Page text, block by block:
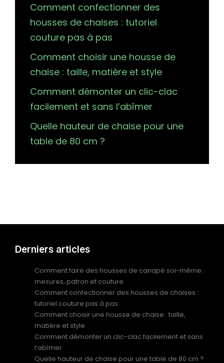
Comment confectionner des
housses de chaises : tutoriel
couture pas à pas
Comment choisir une housse de
chaise : taille, matière et style
Comment démonter un clic-clac
facilement et sans l’abîmer
Quelle hauteur de chaise pour une
table de 80 cm ?
Derniers articles
Comment faire des housses de canapé soi-même :
mesures, patron et couture
Comment confectionner des housses de chaises :
tutoriel couture pas à pas
Comment choisir une housse de chaise : taille,
matière et style
Comment démonter un clic-clac facilement et sans
l’abîmer
Quelle hauteur de chaise pour une table de 80 cm ?